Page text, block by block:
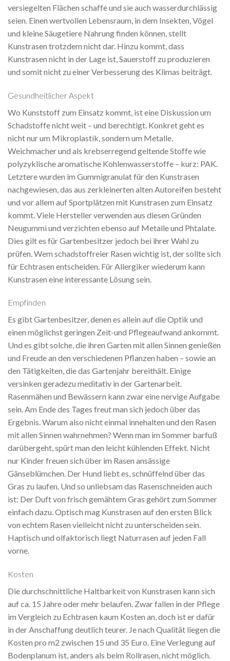
versiegelten Flächen schaffe und sie auch wasserdurchlässig
seien. Einen wertvollen Lebensraum, in dem Insekten, Vögel
und kleine Säugetiere Nahrung finden können, stellt
Kunstrasen trotzdem nicht dar. Hinzu kommt, dass
Kunstrasen nicht in der Lage ist, Sauerstoff zu produzieren
und somit nicht zu einer Verbesserung des Klimas beiträgt.
Gesundheitlicher Aspekt
Wo Kunststoff zum Einsatz kommt, ist eine Diskussion um
Schadstoffe nicht weit – und berechtigt. Konkret geht es
nicht nur um Mikroplastik, sondern um Metalle,
Weichmacher und als krebserregend geltende Stoffe wie
polyzyklische aromatische Kohlenwasserstoffe – kurz: PAK.
Letztere wurden im Gummigranulat für den Kunstrasen
nachgewiesen, das aus zerkleinerten alten Autoreifen besteht
und vor allem auf Sportplätzen mit Kunstrasen zum Einsatz
kommt. Viele Hersteller verwenden aus diesen Gründen
Neugummi und verzichten ebenso auf Metalle und Phtalate.
Dies gilt es für Gartenbesitzer jedoch bei ihrer Wahl zu
prüfen. Wem schadstoffreier Rasen wichtig ist, der sollte sich
für Echtrasen entscheiden. Für Allergiker wiederum kann
Kunstrasen eine interessante Lösung sein.
Empfinden
Es gibt Gartenbesitzer, denen es allein auf die Optik und
einen möglichst geringen Zeit-und Pflegeaufwand ankommt.
Und es gibt solche, die ihren Garten mit allen Sinnen genießen
und Freude an den verschiedenen Pflanzen haben – sowie an
den Tätigkeiten, die das Gartenjahr bereithält. Einige
versinken geradezu meditativ in der Gartenarbeit.
Rasenmähen und Bewässern kann zwar eine nervige Aufgabe
sein. Am Ende des Tages freut man sich jedoch über das
Ergebnis. Warum also nicht einmal innehalten und den Rasen
mit allen Sinnen wahrnehmen? Wenn man im Sommer barfuß
darübergeht, spürt man den leicht kühlenden Effekt. Nicht
nur Kinder freuen sich über im Rasen ansässige
Gänseblümchen. Der Hund liebt es, schnüffelnd über das
Gras zu laufen. Und so unliebsam das Rasenschneiden auch
ist: Der Duft von frisch gemähtem Gras gehört zum Sommer
einfach dazu. Optisch mag Kunstrasen auf den ersten Blick
von echtem Rasen vielleicht nicht zu unterscheiden sein.
Haptisch und olfaktorisch liegt Naturrasen auf jeden Fall
vorne.
Kosten
Die durchschnittliche Haltbarkeit von Kunstrasen kann sich
auf ca. 15 Jahre oder mehr belaufen. Zwar fallen in der Pflege
im Vergleich zu Echtrasen kaum Kosten an, doch ist er dafür
in der Anschaffung deutlich teurer. Je nach Qualität liegen die
Kosten pro m2 zwischen 15 und 35 Euro. Eine Verlegung auf
Bodenplanum ist, anders als beim Rollrasen, nicht möglich.